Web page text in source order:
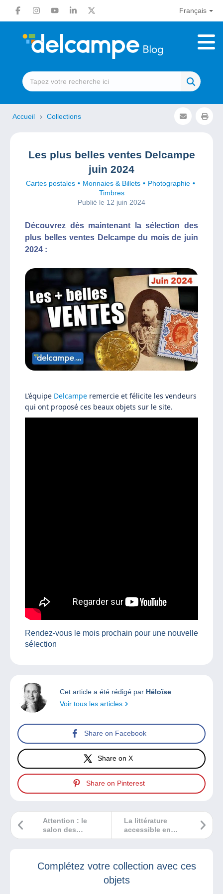
Français
Accueil Collections
Les plus belles ventes Delcampe
juin 2024
Cartes postales Monnaies & Billets
Photographie
Timbres
Publié le 12 juin 2024
Découvrez dès maintenant la sélection des
plus belles ventes Delcampe du mois de juin
2024 :
L’équipe Delcampe remercie et félicite les vendeurs
qui ont proposé ces beaux objets sur le site.
Rendez-vous le mois prochain pour une nouvelle
sélection
Cet article a été rédigé par Héloïse
Voir tous les articles
Share on Facebook
Share on X
Share on Pinterest
La littérature
accessible en
bande dessinée !
Attention : le
salon des
collectionneurs de
Complétez votre collection avec ces
objets